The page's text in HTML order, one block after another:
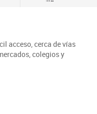
acceso, cerca de vías
colegios y